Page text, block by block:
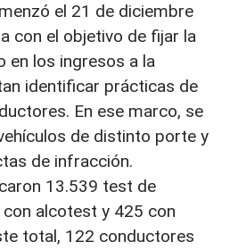
el 21 de diciembre
con el objetivo de fijar la
en los ingresos a la
identificar prácticas de
En ese marco, se
de distinto porte y
de infracción.
13.539 test de
alcotest y 425 con
total, 122 conductores